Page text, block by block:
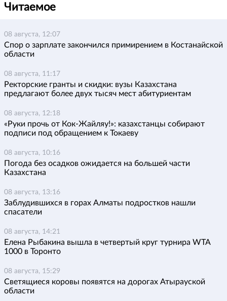
Читаемое
08 августа, 12:07
Спор о зарплате закончился примирением в Костанайской
области
08 августа, 11:17
Ректорские гранты и скидки: вузы Казахстана
предлагают более двух тысяч мест абитуриентам
08 августа, 12:18
«Руки прочь от Кок-Жайляу!»: казахстанцы собирают
подписи под обращением к Токаеву
08 августа, 10:16
Погода без осадков ожидается на большей части
Казахстана
08 августа, 13:16
Заблудившихся в горах Алматы подростков нашли
спасатели
08 августа, 14:21
Елена Рыбакина вышла в четвертый круг турнира WTA
1000 в Торонто
08 августа, 15:29
Светящиеся коровы появятся на дорогах Атырауской
области